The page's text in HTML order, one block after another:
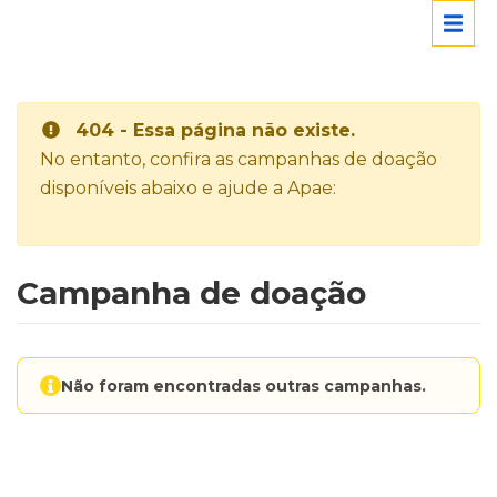
404 - Essa página não existe.
No entanto, confira as campanhas de doação
disponíveis abaixo e ajude a Apae:
Campanha de doação
Não foram encontradas outras campanhas.